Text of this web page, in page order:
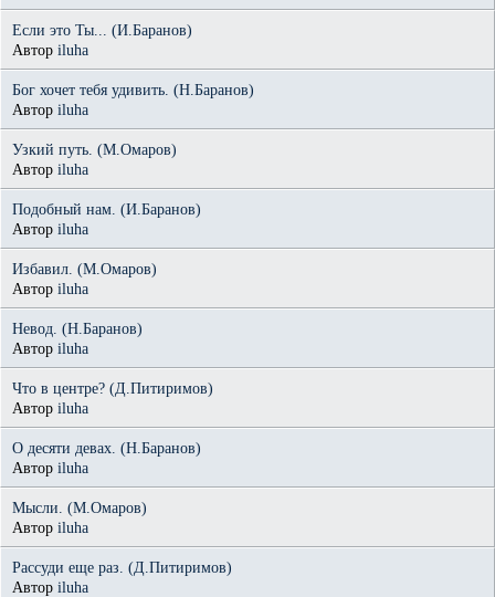
Если это Ты... (И.Баранов)
Автор iluha
Бог хочет тебя удивить. (Н.Баранов)
Автор iluha
Узкий путь. (М.Омаров)
Автор iluha
Подобный нам. (И.Баранов)
Автор iluha
Избавил. (М.Омаров)
Автор iluha
Невод. (Н.Баранов)
Автор iluha
Что в центре? (Д.Питиримов)
Автор iluha
О десяти девах. (Н.Баранов)
Автор iluha
Мысли. (М.Омаров)
Автор iluha
Рассуди еще раз. (Д.Питиримов)
Автор iluha